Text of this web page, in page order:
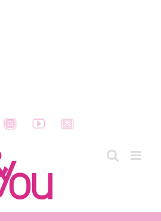
InstagramYouTubeEmail